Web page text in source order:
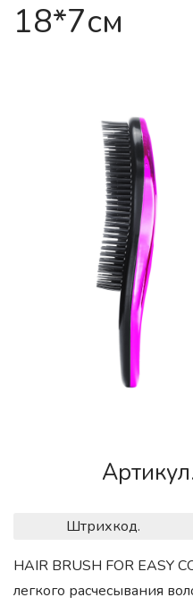
18*7см
Штрихкод.
HAIR BRUSH FOR EASY
легкого расчесывания